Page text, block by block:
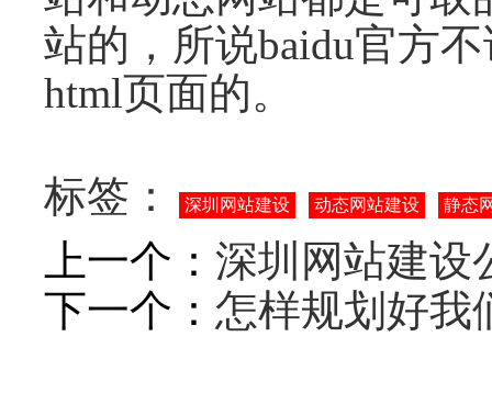
站的，所说baidu官方
html页面的。
标签： 深圳网站建设 动态网站建设 静态
上一个： 深圳网站建设
下一个： 怎样规划好